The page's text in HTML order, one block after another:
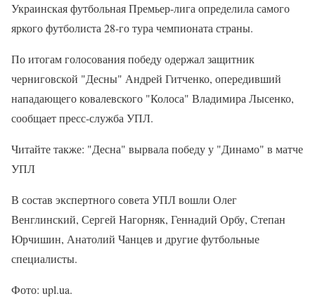
Украинская футбольная Премьер-лига определила самого
яркого футболиста 28-го тура чемпионата страны.
По итогам голосования победу одержал защитник
черниговской "Десны" Андрей Гитченко, опередивший
нападающего ковалевского "Колоса" Владимира Лысенко,
сообщает пресс-служба УПЛ.
Читайте также: "Десна" вырвала победу у "Динамо" в матче
УПЛ
В состав экспертного совета УПЛ вошли Олег
Венглинский, Сергей Нагорняк, Геннадий Орбу, Степан
Юрчишин, Анатолий Чанцев и другие футбольные
специалисты.
Фото: upl.ua.